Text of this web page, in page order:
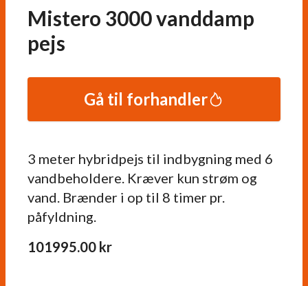
Mistero 3000 vanddamp
pejs
3 meter hybridpejs til indbygning med 6
vandbeholdere. Kræver kun strøm og
vand. Brænder i op til 8 timer pr.
påfyldning.
101995.00 kr
Gå til forhandler